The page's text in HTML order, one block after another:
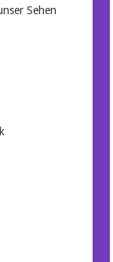
Sehen